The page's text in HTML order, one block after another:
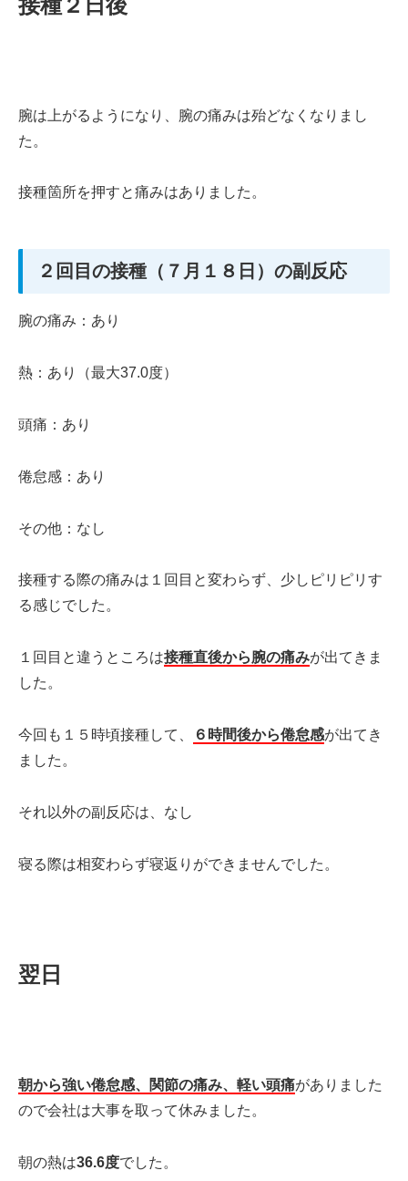
接種２日後
腕は上がるようになり、腕の痛みは殆どなくなりまし
た。
接種箇所を押すと痛みはありました。
２回目の接種（７月１８日）の副反応
腕の痛み：あり
熱：あり（最大37.0度）
頭痛：あり
倦怠感：あり
その他：なし
接種する際の痛みは１回目と変わらず、少しピリピリす
る感じでした。
１回目と違うところは接種直後から腕の痛みが出てきま
した。
今回も１５時頃接種して、 ６時間後から倦怠感が出てき
ました。
それ以外の副反応は、なし
寝る際は相変わらず寝返りができませんでした。
翌日
朝から強い倦怠感、関節の痛み、軽い頭痛がありました
ので会社は大事を取って休みました。
朝の熱は36.6度でした。